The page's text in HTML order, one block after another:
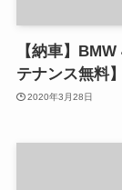
【納車】
テナンス無料】
2020年3月28日